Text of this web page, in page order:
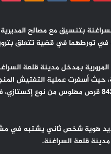
بتنسيق مع مصالح المديرية
بمدخل مدينة قلعة
هوية شخص ثاني يشتبه في
قلعة السراغنة.